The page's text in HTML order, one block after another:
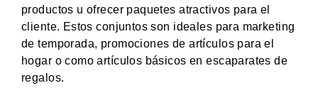
productos u ofrecer paquetes atractivos para el
cliente. Estos conjuntos son ideales para marketing
de temporada, promociones de artículos para el
hogar o como artículos básicos en escaparates de
regalos.